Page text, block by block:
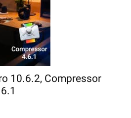
10.6.2, Compressor